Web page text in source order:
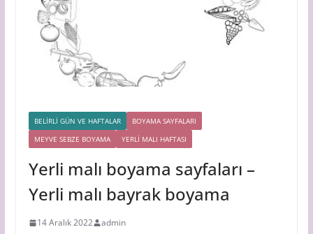
BELİRLİ GÜN VE HAFTALAR
BOYAMA SAYFALARI
MEYVE SEBZE BOYAMA
YERLİ MALI HAFTASI
Yerli malı boyama sayfaları –
Yerli malı bayrak boyama
14 Aralık 2022 admin